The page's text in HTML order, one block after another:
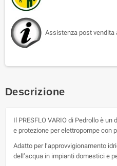
Assistenza post vendita
Descrizione
Il PRESFLO VARIO di Pedrollo è
e protezione per elettropompe con
Adatto per l’approvvigionamento
dell’acqua in impianti domestici e